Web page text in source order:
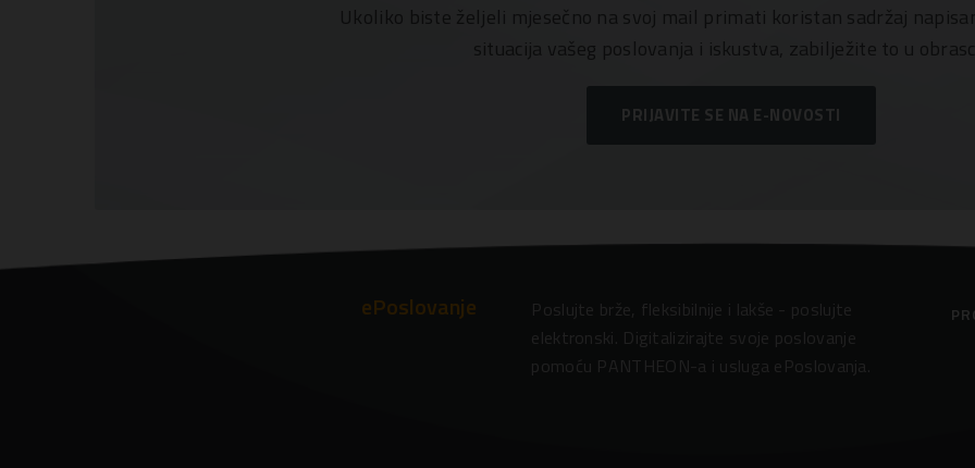
Ukoliko biste željeli mjesečno na svoj mail primati koristan sadržaj
situacija vašeg poslovanja i iskustva, zabilježite to u
PRIJAVITE SE NA E-NOVOSTI
ePoslovanje
Poslujte brže, fleksibilnije i lakše - poslujte
elektronski. Digitalizirajte svoje poslovanje
pomoću PANTHEON-a i usluga ePoslovanja.